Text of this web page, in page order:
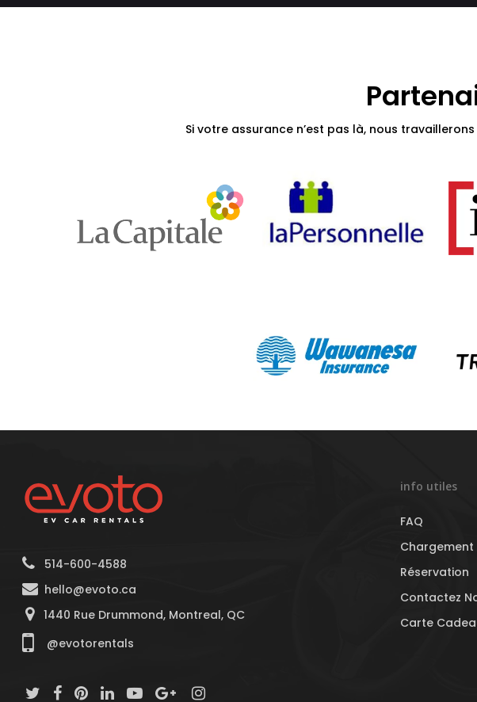
Si votre assurance n’est pas là, nous
514-600-4588
hello@evoto.ca
1440 Rue Drummond, Montreal, QC
@evotorentals
info utiles
FAQ
Chargement
Réservation
Contactez
Carte